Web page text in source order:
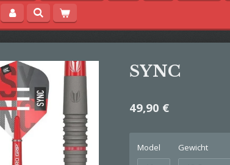
SYNC
49,90 €
Model Gewicht